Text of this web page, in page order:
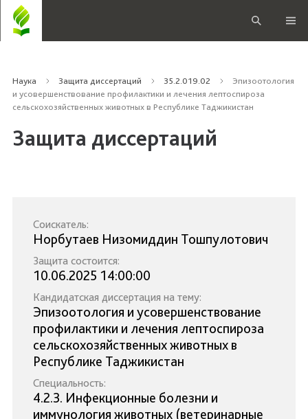
Наука Защита диссертаций 35.2.019.02
Эпизоотология
и усовершенствование профилактики и лечения лептоспироза
сельскохозяйственных животных в Республике Таджикистан
Защита диссертаций
Соискатель:
Норбутаев Низомиддин Тошпулотович
Защита состоится:
10.06.2025 14:00:00
Кандидатская диссертация на тему:
Эпизоотология и усовершенствование
профилактики и лечения лептоспироза
сельскохозяйственных животных в
Республике Таджикистан
Специальность:
4.2.3. Инфекционные болезни и
иммунология животных (ветеринарные